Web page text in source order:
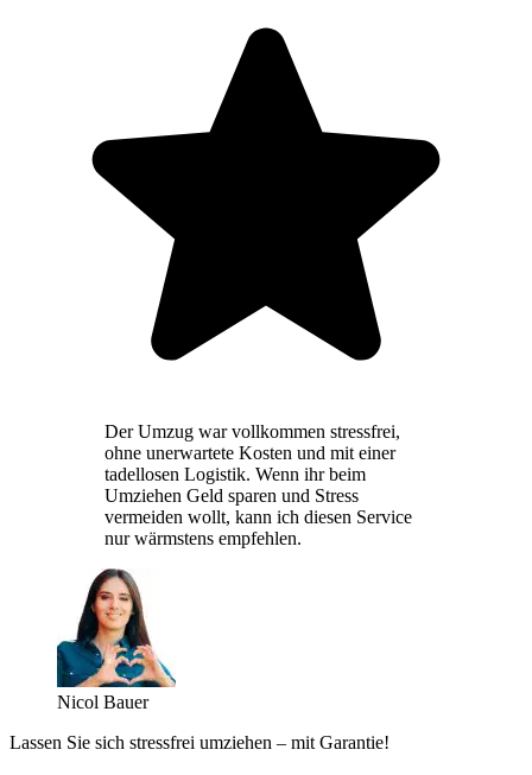
Der Umzug war vollkommen stressfrei,
ohne unerwartete Kosten und mit einer
tadellosen Logistik. Wenn ihr beim
Umziehen Geld sparen und Stress
vermeiden wollt, kann ich diesen Service
nur wärmstens empfehlen.
Nicol Bauer
Lassen Sie sich stressfrei umziehen – mit Garantie!